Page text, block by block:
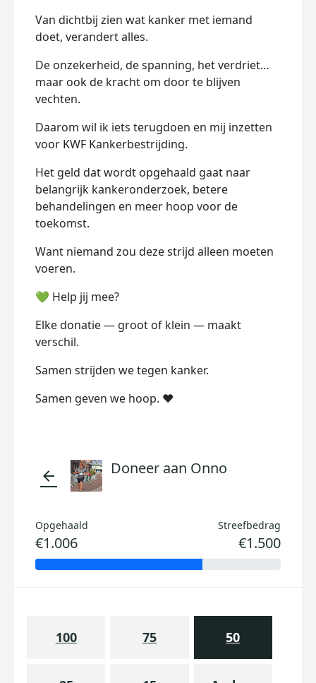
Van dichtbij zien wat kanker met iemand
doet, verandert alles.
De onzekerheid, de spanning, het verdriet…
maar ook de kracht om door te blijven
vechten.
Daarom wil ik iets terugdoen en mij inzetten
voor KWF Kankerbestrijding.
Het geld dat wordt opgehaald gaat naar
belangrijk kankeronderzoek, betere
behandelingen en meer hoop voor de
toekomst.
Want niemand zou deze strijd alleen moeten
voeren.
💚 Help jij mee?
Elke donatie — groot of klein — maakt
verschil.
Samen strijden we tegen kanker.
Samen geven we hoop. ❤️
arrow_back Doneer aan Onno
Opgehaald
€1.006
Streefbedrag
€1.500
100 75 50